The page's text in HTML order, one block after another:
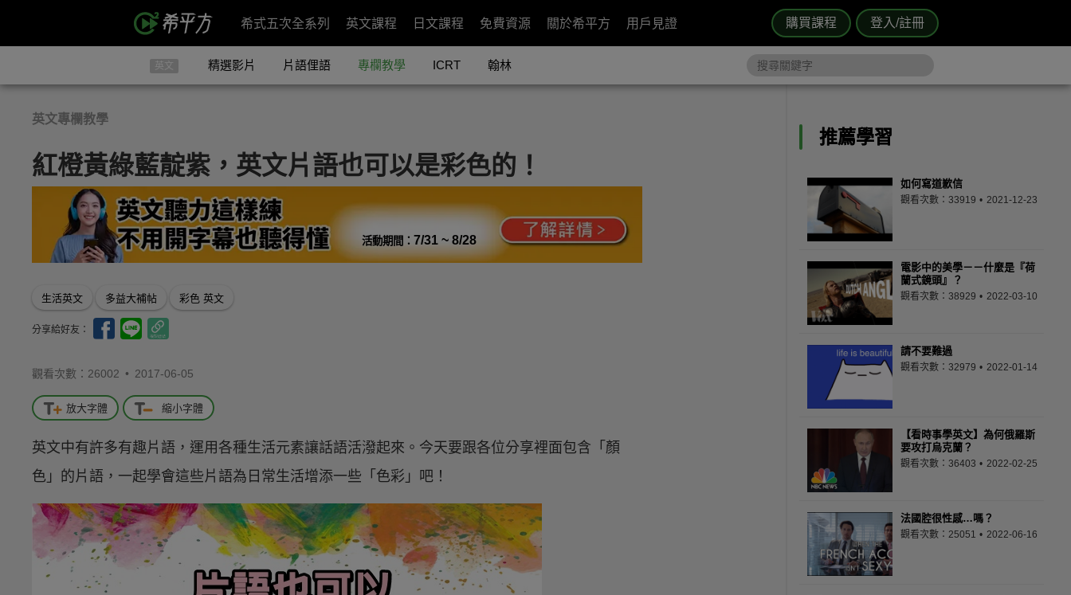
購買課程 登入/註冊
希式五次全系列 英文課程 日文課程 免費資源 關於希平方 用戶見證
英文 精選影片 片語俚語 專欄教學 ICRT 翰林
英文專欄教學
紅橙黃綠藍靛紫，英文片語也可以是彩色的！
活動期間： 7/31 ~ 8/28
生活英文 多益大補帖 彩色 英文
分享給好友：
觀看次數：26002 • 2017-06-05
放大字體 縮小字體
英文中有許多有趣片語，運用各種生活元素讓話語活潑起來。今天要跟各位分享裡面包含「顏
色」的片語，一起學會這些片語為日常生活增添一些「色彩」吧！
推薦學習
如何寫道歉信
觀看次數：33919 2021-12-23
電影中的美學－－什麼是『荷
蘭式鏡頭』？
觀看次數：38929 2022-03-10
請不要難過
觀看次數：32979 2022-01-14
【看時事學英文】為何俄羅斯
要攻打烏克蘭？
觀看次數：36403 2022-02-25
法國腔很性感…嗎？
觀看次數：25051 2022-06-16